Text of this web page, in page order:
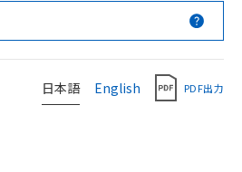
日本語 English PDF出力